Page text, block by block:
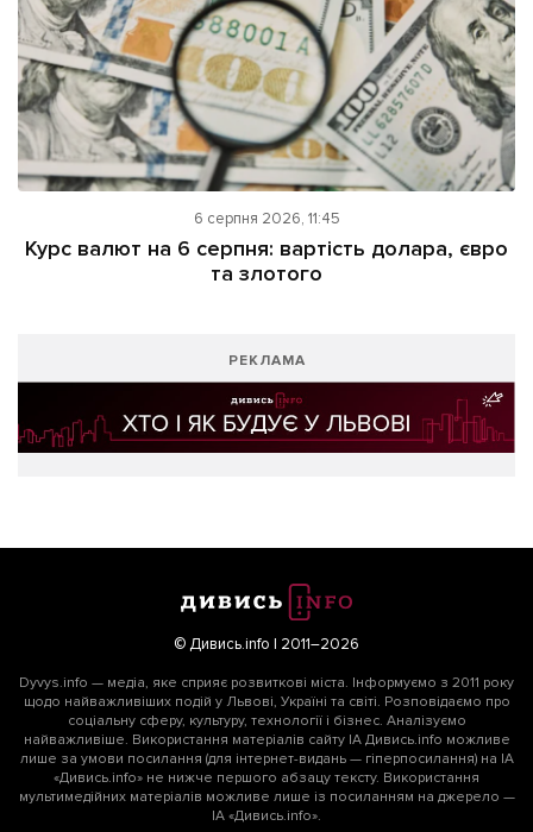
6 серпня 2026, 11:45
Курс валют на 6 серпня: вартість долара, євро
та злотого
РЕКЛАМА
© Дивись.info | 2011–2026
Dyvys.info — медіа, яке сприяє розвиткові міста. Інформуємо з 2011 року
щодо найважливіших подій у Львові, Україні та світі. Розповідаємо про
соціальну сферу, культуру, технології і бізнес. Аналізуємо
найважливіше. Використання матеріалів сайту ІА Дивись.info можливе
лише за умови посилання (для інтернет-видань — гіперпосилання) на ІА
«Дивись.info» не нижче першого абзацу тексту. Використання
мультимедійних матеріалів можливе лише із посиланням на джерело —
ІА «Дивись.info».